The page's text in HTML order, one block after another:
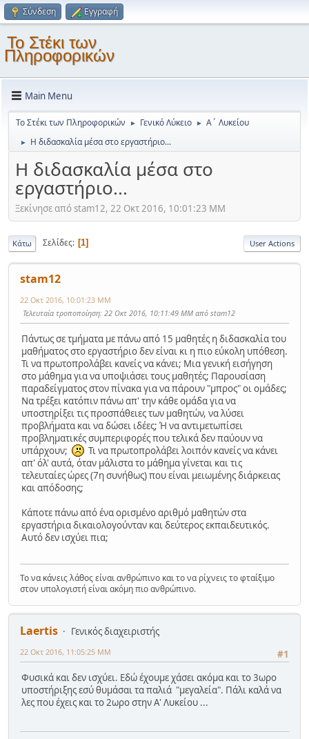
Σύνδεση Εγγραφή
Το Στέκι των
Πληροφορικών
Main Menu
Το Στέκι των Πληροφορικών ► Γενικό Λύκειο ► Α΄ Λυκείου
► Η διδασκαλία μέσα στο εργαστήριο...
Η διδασκαλία μέσα στο
εργαστήριο...
Ξεκίνησε από stam12, 22 Οκτ 2016, 10:01:23 ΜΜ
Κάτω Σελίδες 1 User Actions
stam12
22 Οκτ 2016, 10:01:23 ΜΜ
Τελευταία τροποποίηση: 22 Οκτ 2016, 10:11:49 ΜΜ από stam12
Πάντως σε τμήματα με πάνω από 15 μαθητές η διδασκαλία του
μαθήματος στο εργαστήριο δεν είναι κι η πιο εύκολη υπόθεση.
Τι να πρωτοπρολάβει κανείς να κάνει; Μια γενική εισήγηση
στο μάθημα για να υποψιάσει τους μαθητές; Παρουσίαση
παραδείγματος στον πίνακα για να πάρουν "μπρος" οι ομάδες;
Να τρέξει κατόπιν πάνω απ' την κάθε ομάδα για να
υποστηρίξει τις προσπάθειες των μαθητών, να λύσει
προβλήματα και να δώσει ιδέες; Ή να αντιμετωπίσει
προβληματικές συμπεριφορές που τελικά δεν παύουν να
υπάρχουν;
Τι να πρωτοπρολάβει λοιπόν κανείς να κάνει
απ' όλ' αυτά, όταν μάλιστα το μάθημα γίνεται και τις
τελευταίες ώρες (7η συνήθως) που είναι μειωμένης διάρκειας
και απόδοσης;
Κάποτε πάνω από ένα ορισμένο αριθμό μαθητών στα
εργαστήρια δικαιολογούνταν και δεύτερος εκπαιδευτικός.
Αυτό δεν ισχύει πια;
Το να κάνεις λάθος είναι ανθρώπινο και το να ρίχνεις το φταίξιμο
στον υπολογιστή είναι ακόμη πιο ανθρώπινο.
Laertis
Γενικός διαχειριστής
#1
22 Οκτ 2016, 11:05:25 ΜΜ
Φυσικά και δεν ισχύει. Εδώ έχουμε χάσει ακόμα και το 3ωρο
υποστήριξης εσύ θυμάσαι τα παλιά "μεγαλεία". Πάλι καλά να
λες που έχεις και το 2ωρο στην Α' Λυκείου ...